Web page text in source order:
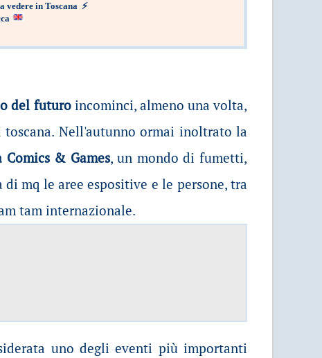
vedere in Toscana ⚡
del futuroincominci, almeno una volta,
Nell'autunno ormai inoltrato la
Comics & Games, un mondo di fumetti,
mq le aree espositive e le persone, tra
tam internazionale.
uno degli eventi più importanti